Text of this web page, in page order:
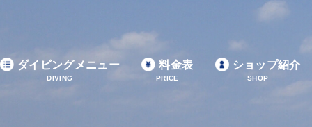
ダイビングメニュー
DIVING
料金表
PRICE
ショップ紹介
SHOP